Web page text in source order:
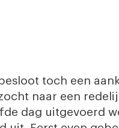
toch een
naar een
dag uitgevoerd